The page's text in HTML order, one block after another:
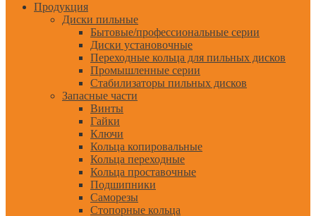
Продукция
Диски пильные
Бытовые/профессиональные серии
Диски установочные
Переходные кольца для пильных дисков
Промышленные серии
Стабилизаторы пильных дисков
Запасные части
Винты
Гайки
Ключи
Кольца копировальные
Кольца переходные
Кольца проставочные
Подшипники
Саморезы
Стопорные кольца